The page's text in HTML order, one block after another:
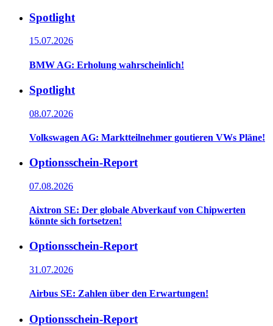
Spotlight
15.07.2026
BMW AG: Erholung wahrscheinlich!
Spotlight
08.07.2026
Volkswagen AG: Marktteilnehmer goutieren VWs Pläne!
Optionsschein-Report
07.08.2026
Aixtron SE: Der globale Abverkauf von Chipwerten
könnte sich fortsetzen!
Optionsschein-Report
31.07.2026
Airbus SE: Zahlen über den Erwartungen!
Optionsschein-Report